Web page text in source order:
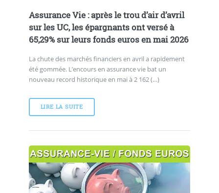
Assurance Vie : après le trou d’air d’avril
sur les UC, les épargnants ont versé à
65,29% sur leurs fonds euros en mai 2026
La chute des marchés financiers en avril a rapidement
été gommée. L’encours en assurance vie bat un
nouveau record historique en mai à 2 162 (…)
LIRE LA SUITE